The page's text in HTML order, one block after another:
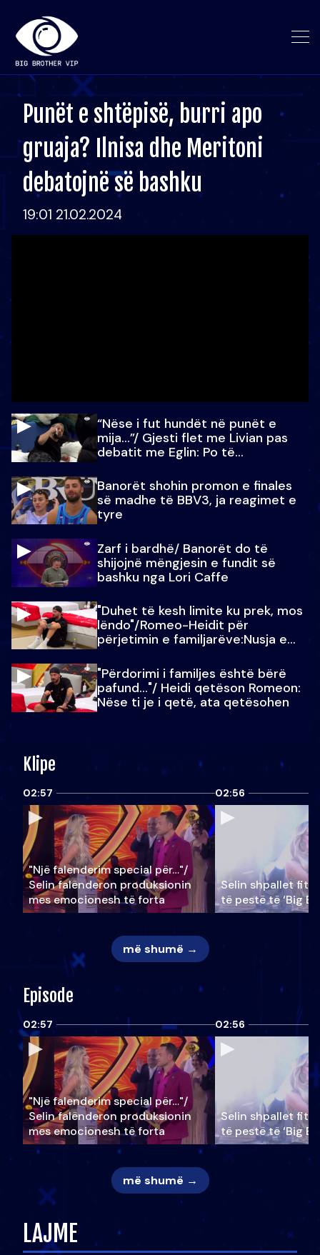
Punët e shtëpisë, burri apo
gruaja? Ilnisa dhe Meritoni
debatojnë së bashku
19:01 21.02.2024
“Nëse i fut hundët në punët e
mija…”/ Gjesti flet me Livian pas
debatit me Eglin: Po të
Banorët shohin promon e finales
së madhe të BBV3, ja reagimet e
tyre
Zarf i bardhë/ Banorët do të
shijojnë mëngjesin e fundit së
bashku nga Lori Caffe
"Duhet të kesh limite ku prek, mos
lëndo"/Romeo-Heidit për
përjetimin e familjarëve:Nusja e
"Përdorimi i familjes është bërë
pafund…"/ Heidi qetëson Romeon:
Nëse ti je i qetë, ata qetësohen
Klipe
02:57
"Një falenderim special për…"/
Selin falënderon produksionin
mes emocionesh të forta
02:56
Selin shpallet
të pestë të ‘Big
më shumë →
Episode
02:57
"Një falenderim special për…"/
Selin falënderon produksionin
mes emocionesh të forta
02:56
Selin shpallet
të pestë të ‘Big
më shumë →
LAJME